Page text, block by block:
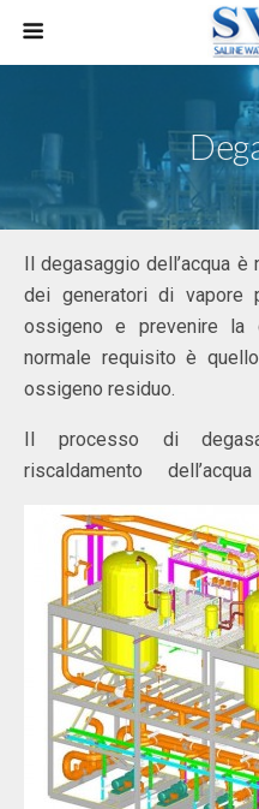
Il degasaggio dell’acqua è
dei generatori di vapore
ossigeno e prevenire
normale requisito è
ossigeno residuo.
Il processo di
riscaldamento